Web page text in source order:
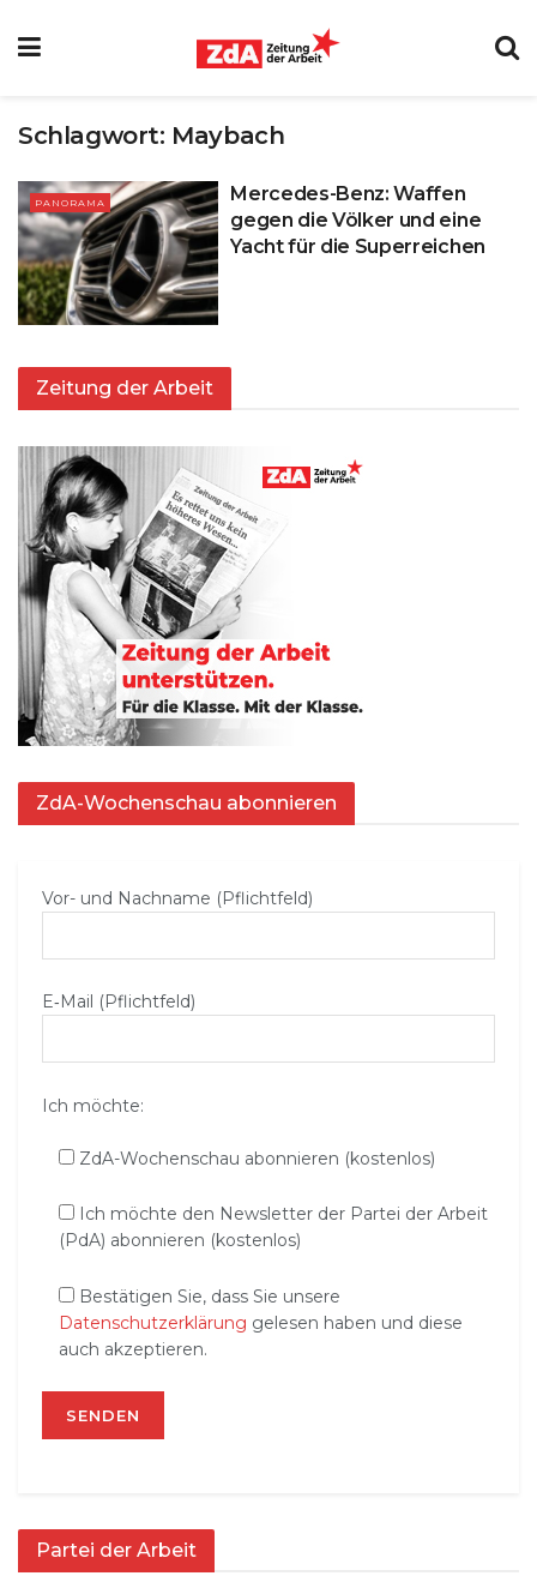
Schlagwort: Maybach
PANORAMA
Mercedes-Benz: Waffen
gegen die Völker und eine
Yacht für die Superreichen
Zeitung der Arbeit
ZdA-Wochenschau abonnieren
Vor- und Nachname (Pflichtfeld)
E‑Mail (Pflichtfeld)
Ich möchte:
ZdA-Wochenschau abonnieren (kostenlos)
Ich möchte den Newsletter der Partei der Arbeit
(PdA) abonnieren (kostenlos)
Bestätigen Sie, dass Sie unsere
Datenschutzerklärung gelesen haben und diese
auch akzeptieren.
Partei der Arbeit